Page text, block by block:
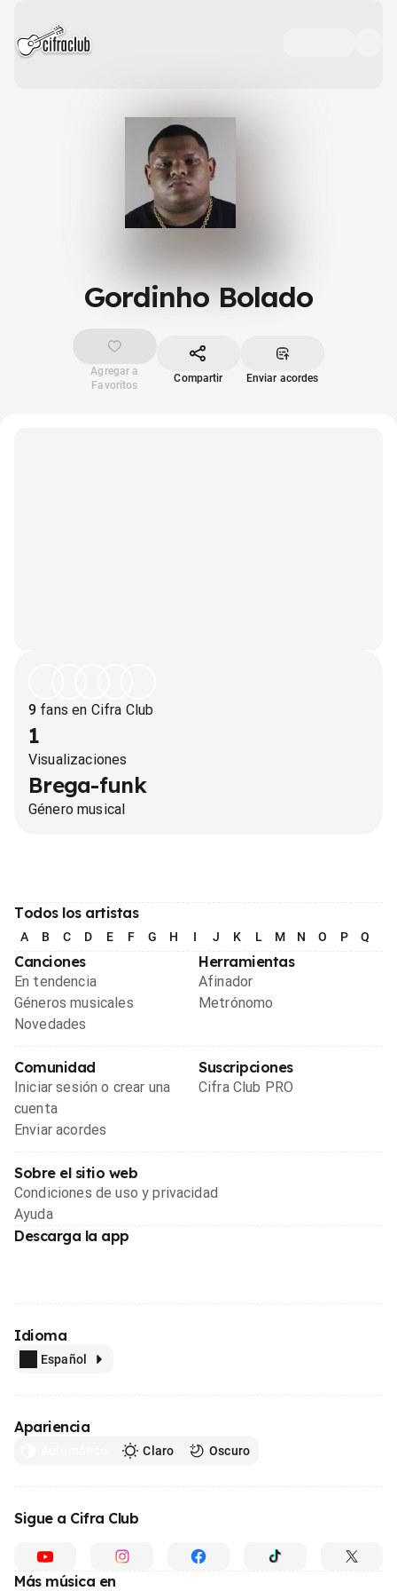
Gordinho Bolado
Agregar a
Favoritos
Compartir Enviar acordes
9 fans en Cifra Club
1
Visualizaciones
Brega-funk
Género musical
Todos los artistas
A B C D E F G H I J K L M N O P Q
Canciones
En tendencia
Géneros musicales
Novedades
Herramientas
Afinador
Metrónomo
Comunidad
Iniciar sesión o crear una
cuenta
Enviar acordes
Suscripciones
Cifra Club PRO
Sobre el sitio web
Condiciones de uso y privacidad
Ayuda
Descarga la app
Idioma
Español
Apariencia
Claro Oscuro
Sigue a Cifra Club
Más música en